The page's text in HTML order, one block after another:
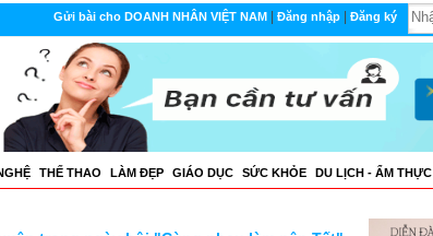
Gửi bài cho DOANH NHÂN VIỆT NAM| Đăng nhập| Đăng ký
THẾ THAO LÀM ĐẸP GIÁO DỤC SỨC KHỎE DU LỊCH - ẨM THỰC